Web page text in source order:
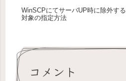
WinSCPにてサーバUP時に除外する
対象の指定方法
コメント